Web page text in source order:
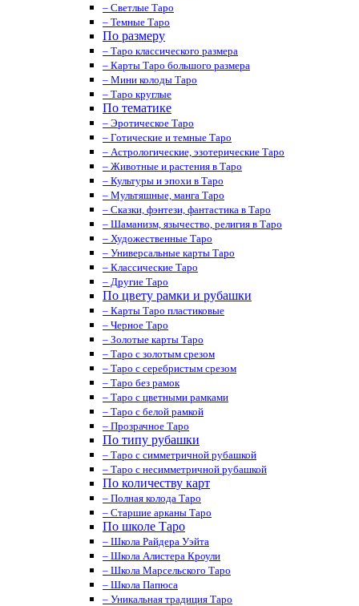
– Светлые Таро
– Темные Таро
По размеру
– Таро классического размера
– Карты Таро большого размера
– Мини колоды Таро
– Таро круглые
По тематике
– Эротическое Таро
– Готические и темные Таро
– Астрологические, эзотерические Таро
– Животные и растения в Таро
– Культуры и эпохи в Таро
– Мультяшные, манга Таро
– Сказки, фэнтези, фантастика в Таро
– Шаманизм, язычество, религия в Таро
– Художественные Таро
– Универсальные карты Таро
– Классические Таро
– Другие Таро
По цвету рамки и рубашки
– Карты Таро пластиковые
– Черное Таро
– Золотые карты Таро
– Таро с золотым срезом
– Таро с серебристым срезом
– Таро без рамок
– Таро с цветными рамками
– Таро с белой рамкой
– Прозрачное Таро
По типу рубашки
– Таро с симметричной рубашкой
– Таро с несимметричной рубашкой
По количеству карт
– Полная колода Таро
– Старшие арканы Таро
По школе Таро
– Школа Райдера Уэйта
– Школа Алистера Кроули
– Школа Марсельского Таро
– Школа Папюса
– Уникальная традиция Таро